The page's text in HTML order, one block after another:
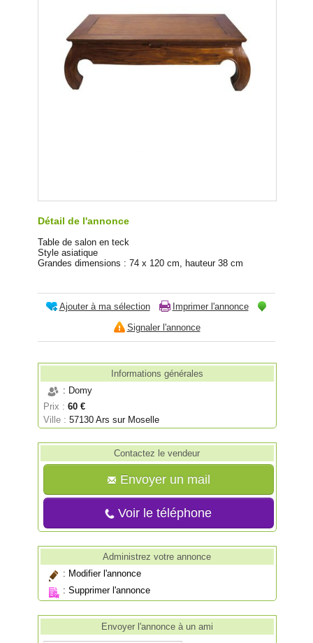
Détail de l'annonce
Table de salon en teck
Style asiatique
Grandes dimensions : 74 x 120 cm, hauteur 38 cm
Ajouter à ma sélection
Imprimer l'annonce
Signaler l'annonce
Informations générales
: Domy
Prix : 60 €
Ville :57130 Ars sur Moselle
Contactez le vendeur
Envoyer un mail
Voir le téléphone
Administrez votre annonce
: Modifier l'annonce
:Supprimer l'annonce
Envoyer l'annonce à un ami